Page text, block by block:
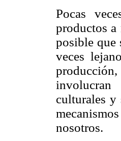
Pocas
productos a
posible que
veces
producción,
culturales y
nosotros.